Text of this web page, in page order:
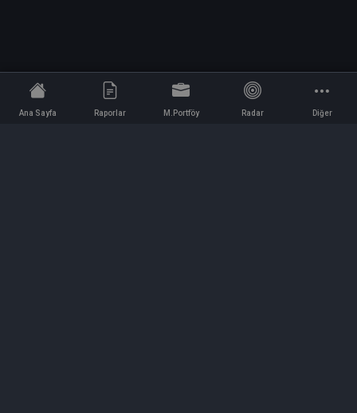
Ana Sayfa Raporlar M.Portföy Radar Diğer